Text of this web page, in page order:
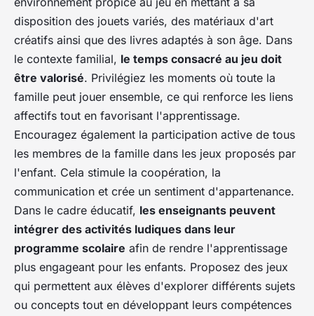
disposition des jouets variés, des matériaux d'art
créatifs ainsi que des livres adaptés à son âge. Dans
le contexte familial, le temps consacré au jeu doit
être valorisé. Privilégiez les moments où toute la
famille peut jouer ensemble, ce qui renforce les liens
affectifs tout en favorisant l'apprentissage.
Encouragez également la participation active de tous
les membres de la famille dans les jeux proposés par
l'enfant. Cela stimule la coopération, la
communication et crée un sentiment d'appartenance.
Dans le cadre éducatif, les enseignants peuvent
intégrer des activités ludiques dans leur
programme scolaire afin de rendre l'apprentissage
plus engageant pour les enfants. Proposez des jeux
qui permettent aux élèves d'explorer différents sujets
ou concepts tout en développant leurs compétences